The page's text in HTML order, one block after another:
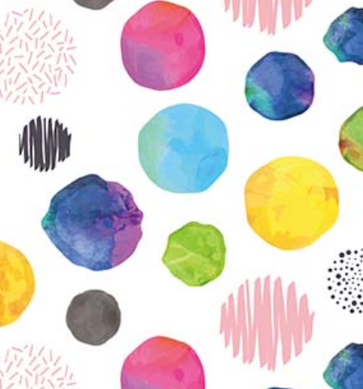
KIRJAUDU SISÄÄN
Etkö ole vielä Varhaiskasvatuksen Tietopalvelun
jäsen?
Liity tästä!